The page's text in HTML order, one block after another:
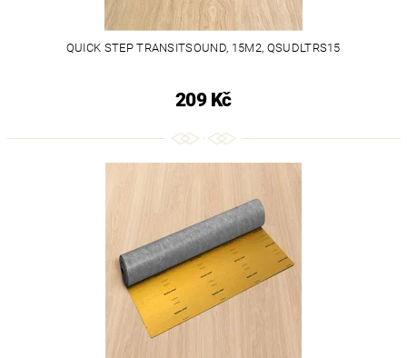
QUICK STEP TRANSITSOUND, 15M2, QSUDLTRS15
209 Kč